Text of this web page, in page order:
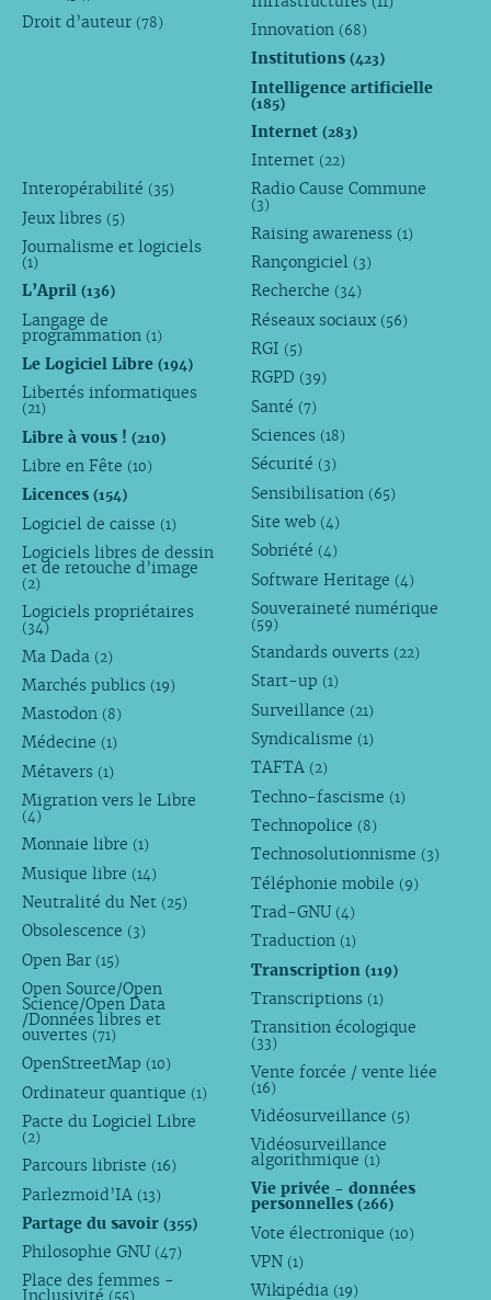
Droit d’auteur (78) Innovation (68)
Institutions(423)
Intelligence artificielle
(185)
Internet(283)
Internet (22)
Interopérabilité (35)
Jeux libres (5)
Journalisme et logiciels
(1)
L’April (136)
Langage de
programmation (1)
Le Logiciel Libre (194)
Libertés informatiques
(21)
Libre à vous ! (210)
Libre en Fête (10)
Licences (154)
Logiciel de caisse (1)
Logiciels libres de dessin
et de retouche d’image
(2)
Logiciels propriétaires
(34)
Ma Dada (2)
Marchés publics (19)
Mastodon (8)
Médecine (1)
Métavers (1)
Migration vers le Libre
(4)
Monnaie libre (1)
Musique libre (14)
Neutralité du Net (25)
Obsolescence (3)
Open Bar (15)
Open Source/Open
Science/Open Data
/Données libres et
ouvertes (71)
OpenStreetMap (10)
Ordinateur quantique (1)
Pacte du Logiciel Libre
(2)
Parcours libriste (16)
Parlezmoid’IA (13)
Partage du savoir (355)
Philosophie GNU (47)
Place des femmes -
(55)
Radio Cause Commune
(3)
Raising awareness (1)
Rançongiciel (3)
Recherche (34)
Réseaux sociaux (56)
RGI (5)
RGPD (39)
Santé (7)
Sciences (18)
Sécurité (3)
Sensibilisation (65)
Site web (4)
Sobriété (4)
Software Heritage (4)
Souveraineté numérique
(59)
Standards ouverts (22)
Start-up (1)
Surveillance (21)
Syndicalisme (1)
TAFTA (2)
Techno-fascisme (1)
Technopolice (8)
Technosolutionnisme (3)
Téléphonie mobile (9)
Trad-GNU (4)
Traduction (1)
Transcription(119)
Transcriptions (1)
Transition écologique
(33)
Vente forcée / vente liée
(16)
Vidéosurveillance (5)
Vidéosurveillance
algorithmique (1)
Vie privée - données
personnelles(266)
Vote électronique (10)
VPN (1)
Wikipédia (19)